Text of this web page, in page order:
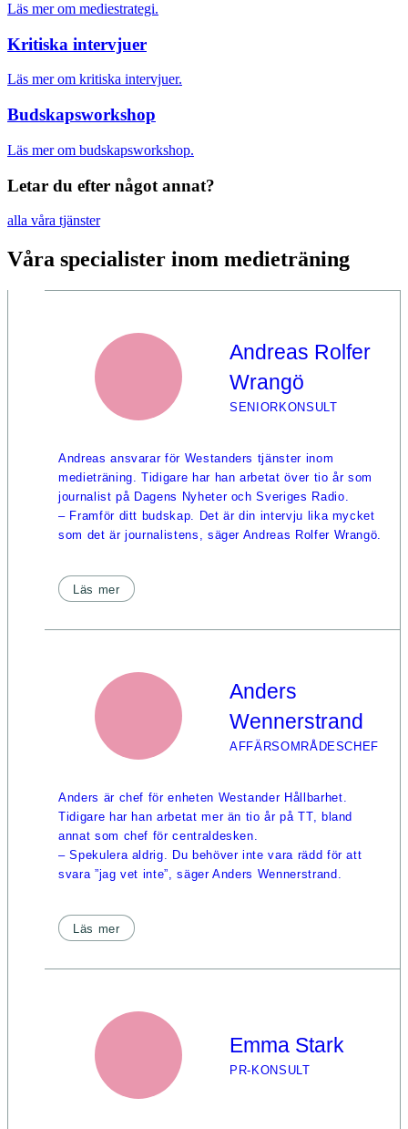
Läs mer om mediestrategi.
Kritiska intervjuer
Läs mer om kritiska intervjuer.
Budskapsworkshop
Läs mer om budskapsworkshop.
Letar du efter något annat?
alla våra tjänster
Våra specialister inom medieträning
Andreas Rolfer
Wrangö
SENIORKONSULT
Andreas ansvarar för Westanders tjänster inom
medieträning. Tidigare har han arbetat över tio år som
journalist på Dagens Nyheter och Sveriges Radio.
– Framför ditt budskap. Det är din intervju lika mycket
som det är journalistens, säger Andreas Rolfer Wrangö.
Läs mer
Anders
Wennerstrand
AFFÄRSOMRÅDESCHEF
Anders är chef för enheten Westander Hållbarhet.
Tidigare har han arbetat mer än tio år på TT, bland
annat som chef för centraldesken.
– Spekulera aldrig. Du behöver inte vara rädd för att
svara ”jag vet inte”, säger Anders Wennerstrand.
Läs mer
Emma Stark
PR-KONSULT